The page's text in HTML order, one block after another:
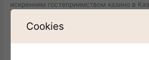
искренним гостеприимством казино в
является синонимом роскоши и комфорта.
Cookies